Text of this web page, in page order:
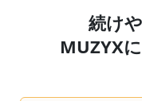
続け
MUZYX